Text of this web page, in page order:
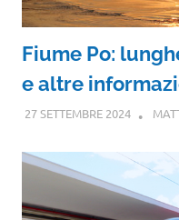
Fiume Po:
e altre
27 SETTEMBRE 2024